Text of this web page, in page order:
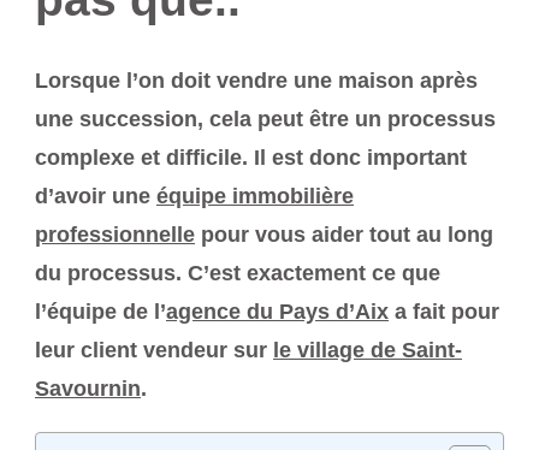
Lorsque l’on doit vendre une maison après
une succession, cela peut être un processus
complexe et difficile. Il est donc important
d’avoir une équipe immobilière
professionnelle pour vous aider tout au long
du processus. C’est exactement ce que
l’équipe de l’agence du Pays d’Aix a fait pour
leur client vendeur sur le village de Saint-
Savournin.